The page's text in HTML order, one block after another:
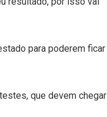
para poderem ficar
que devem chegar